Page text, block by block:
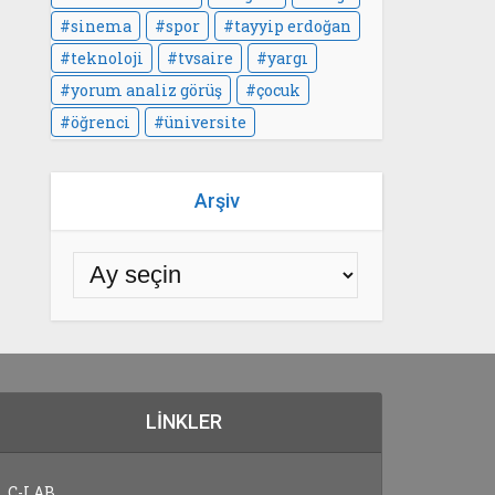
sinema
spor
tayyip erdoğan
teknoloji
tvsaire
yargı
yorum analiz görüş
çocuk
öğrenci
üniversite
Arşiv
LINKLER